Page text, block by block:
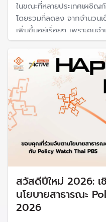
ในขณะที่หลายประเทศเผชิญ
โดยรวมที่ลดลง จากจำนวน
เพิ่มขึ้นอยู่เรื่อยๆ เพราะคนจ
ในเมืองเพื่อชีวิตที่ดีกว่า รา
ของคนและทิศทางในอนาคต
สวัสดีปีใหม่ 2026:
นโยบายสาธารณะ
2026